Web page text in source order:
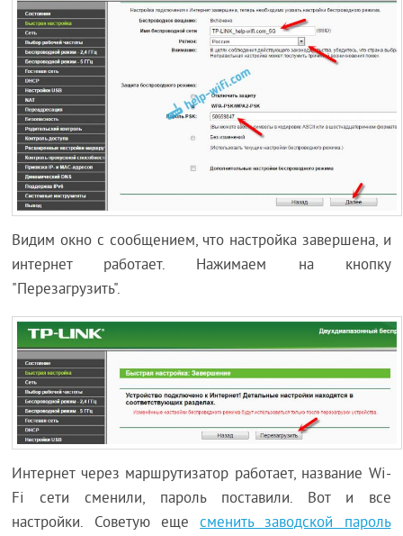
Видим окно с сообщением, что настройка завершена, и
интернет работает. Нажимаем на кнопку
"Перезагрузить".
Интернет через маршрутизатор работает, название Wi-
Fi сети сменили, пароль поставили. Вот и все
настройки. Советую ещесменить заводской пароль